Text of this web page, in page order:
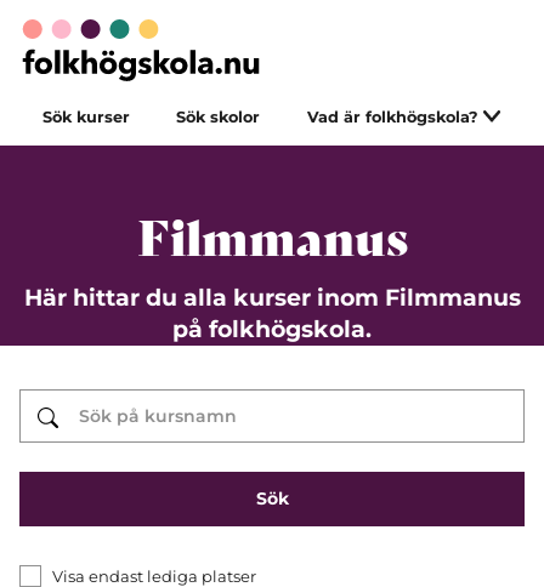
Sök kurser Sök skolor Vad är folkhögskola?
Filmmanus
Här hittar du alla kurser inom Filmmanus
på folkhögskola.
Visa endast lediga platser